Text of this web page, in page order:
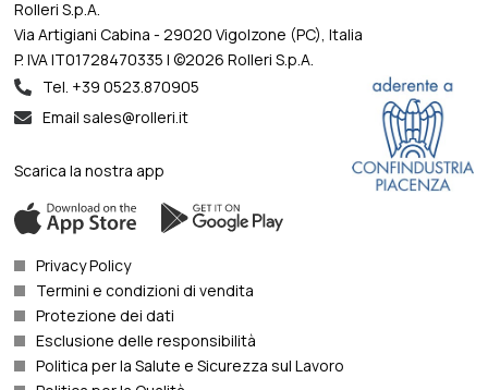
Rolleri S.p.A.
Via Artigiani Cabina - 29020 Vigolzone (PC), Italia
P. IVA IT01728470335 | ©2026 Rolleri S.p.A.
Tel. +39 0523.870905
Email sales@rolleri.it
Scarica la nostra app
Privacy Policy
Termini e condizioni di vendita
Protezione dei dati
Esclusione delle responsibilità
Politica per la Salute e Sicurezza sul Lavoro